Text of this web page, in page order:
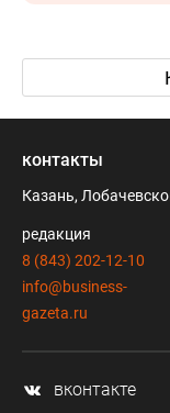
контакты
Казань,
редакция
8 (843) 202-12-10
info@business-
gazeta.ru
вконтакте